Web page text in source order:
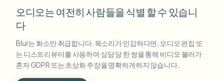
오디오는 여전히 사람들을 식별 할 수 있습니
다
Blur는 화소만 취급합니다. 목소리가 민감하다면, 오디오 편집 또
는 디스트리뷰터를 사용하여 상담 당 한 쌍을 통해 비디오 블러가
혼자 GDPR 또는 초상화 주장을 명확하게하지 않습니다.